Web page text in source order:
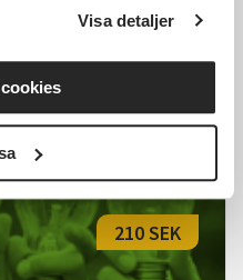
Visa detaljer
1 Tillfällen
210 SEK